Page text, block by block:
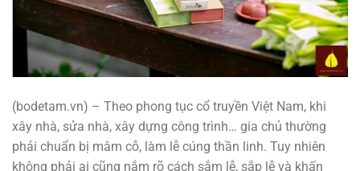
(bodetam.vn) – Theo phong tục cổ truyền Việt Nam, khi
xây nhà, sửa nhà, xây dựng công trình… gia chủ thường
phải chuẩn bị mâm cỗ, làm lễ cúng thần linh. Tuy nhiên
không phải ai cũng nắm rõ cách sắm lễ, sắp lễ và khấn